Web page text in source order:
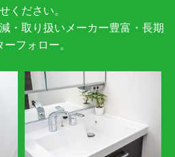
ください。
・取り扱いメーカー豊富・長期
ーフォロー。